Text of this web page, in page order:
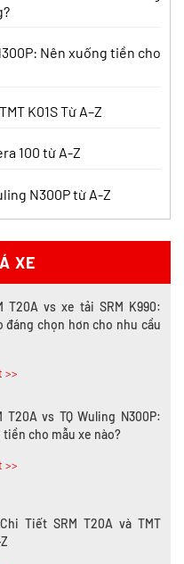
Nên xuống tiền cho
K01S Từ A–Z
100 từ A-Z
N300P từ A-Z
XE
chi tiết
tải SRM T30 hay Tera 100?
tiết
T20A vs xe tải SRM K990:
đáng chọn hơn cho nhu cầu
>>
T20A vs TQ Wuling N300P:
tiền cho mẫu xe nào?
>>
Tiết SRM T20A và TMT